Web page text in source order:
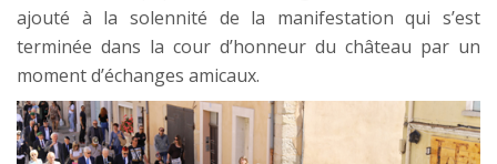
ajouté à la solennité de la manifestation qui s’est
terminée dans la cour d’honneur du château par un
moment d’échanges amicaux.